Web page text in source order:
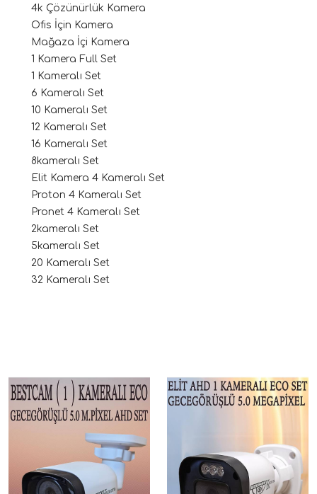
4k Çözünürlük Kamera
Ofis İçin Kamera
Mağaza İçi Kamera
1 Kamera Full Set
1 Kameralı Set
6 Kameralı Set
10 Kameralı Set
12 Kameralı Set
16 Kameralı Set
8kameralı Set
Elit Kamera 4 Kameralı Set
Proton 4 Kameralı Set
Pronet 4 Kameralı Set
2kameralı Set
5kameralı Set
20 Kameralı Set
32 Kameralı Set